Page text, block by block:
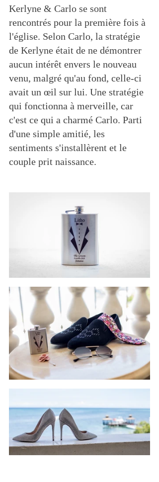
Kerlyne & Carlo se sont
rencontrés pour la première fois à
l'église. Selon Carlo, la stratégie
de Kerlyne était de ne démontrer
aucun intérêt envers le nouveau
venu, malgré qu'au fond, celle-ci
avait un œil sur lui. Une stratégie
qui fonctionna à merveille, car
c'est ce qui a charmé Carlo. Parti
d'une simple amitié, les
sentiments s'installèrent et le
couple prit naissance.